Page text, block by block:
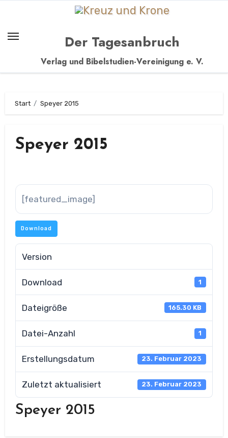
springen
Der Tagesanbruch
Verlag und Bibelstudien-Vereinigung e. V.
Start Speyer 2015
Speyer 2015
[featured_image]
Download
Version
Download 1
Dateigröße 165.30 KB
Datei-Anzahl 1
Erstellungsdatum 23. Februar 2023
Zuletzt aktualisiert 23. Februar 2023
Speyer 2015